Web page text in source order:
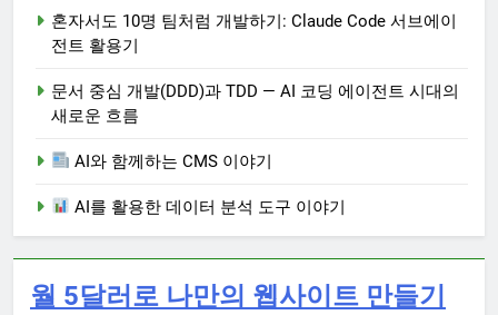
혼자서도 10명 팀처럼 개발하기: Claude Code 서브에이
전트 활용기
문서 중심 개발(DDD)과 TDD — AI 코딩 에이전트 시대의
새로운 흐름
AI와 함께하는 CMS 이야기
AI를 활용한 데이터 분석 도구 이야기
월 5달러로 나만의 웹사이트 만들기